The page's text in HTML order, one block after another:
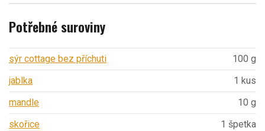
Potřebné suroviny
sýr cottage bez příchuti
100 g
jablka
1 kus
mandle
10 g
skořice
1 špetka